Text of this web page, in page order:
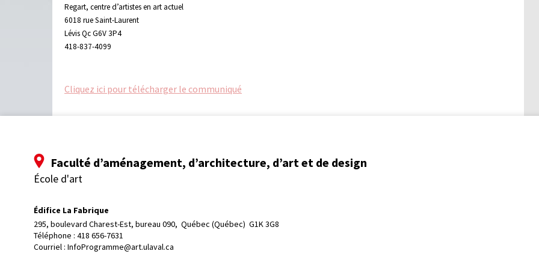
Regart, centre d’artistes en art actuel
6018 rue Saint-Laurent
Lévis Qc G6V 3P4
418-837-4099
Cliquez ici pour télécharger le communiqué
Faculté d’aménagement, d’architecture, d’art et de design
École d'art
Édifice La Fabrique
295, boulevard Charest-Est, bureau 090, Québec (Québec)  G1K 3G8
Téléphone : 418 656-7631
Courriel : InfoProgramme@art.ulaval.ca